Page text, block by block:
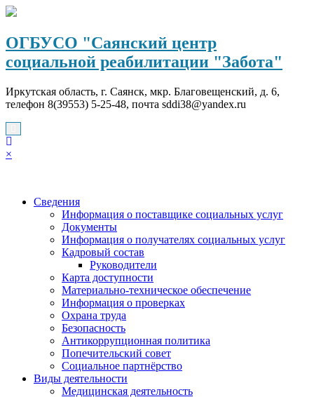
Перейти
содержимому
ОГБУСО "Саянский центр
социальной реабилитации "Забота"
Иркутская область, г. Саянск, мкр. Благовещенский, д. 6,
телефон 8(39553) 5-25-48, почта sddi38@yandex.ru
×
Сведения
Информация о поставщике социальных услуг
Документы
Информация о получателях социальных услуг
Кадровый состав
Руководители
Карта доступности
Материально-техническое обеспечение
Информация о проверках
Охрана труда
Безопасность
Антикоррупционная политика
Попечительский совет
Социальное партнёрство
Виды деятельности
Медицинская деятельность